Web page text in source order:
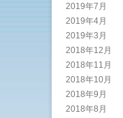
2019年7月
2019年4月
2019年3月
2018年12月
2018年11月
2018年10月
2018年9月
2018年8月